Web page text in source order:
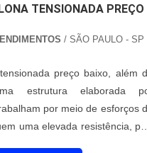
TENSIONADA PREÇO
/ SÃO PAULO - SP
preço baixo, além
estrutura elaborada
por meio de esforços
uma elevada resistência,